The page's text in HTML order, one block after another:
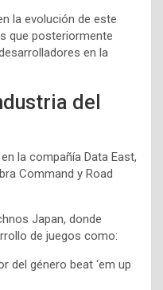
la evolución de este
que posteriormente
en la
del
la compañía Data East,
Command y Road
Japan, donde
de juegos como:
del género beat ‘em up